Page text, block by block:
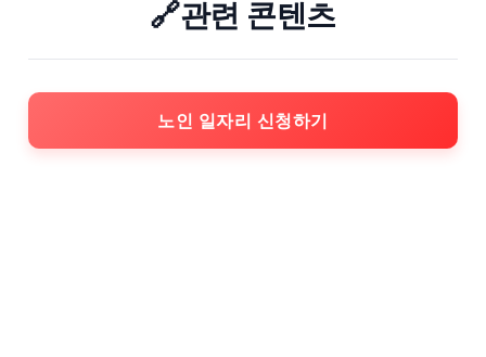
🔗관련 콘텐츠
노인 일자리 신청하기